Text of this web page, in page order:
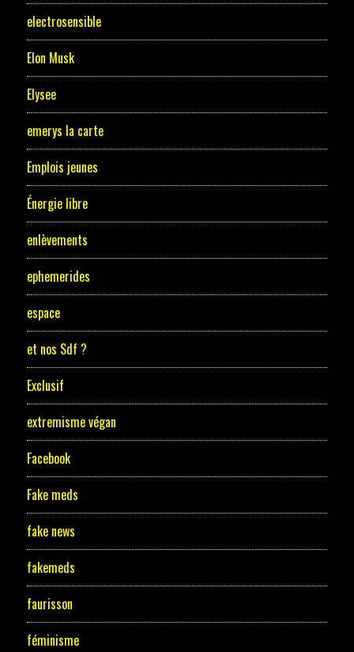
electrosensible
Elon Musk
Elysee
emerys la carte
Emplois jeunes
Énergie libre
enlèvements
ephemerides
espace
et nos Sdf ?
Exclusif
extremisme végan
Facebook
Fake meds
fake news
fakemeds
faurisson
féminisme